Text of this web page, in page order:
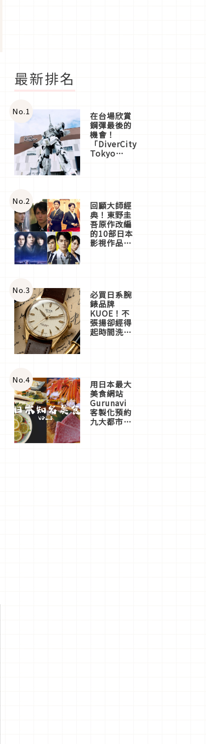
最新排名
No.1 在台場欣賞
鋼彈最後的
機會！
「DiverCity
Tokyo
體驗
No.2 回顧大師經
典！東野圭
吾原作改編
的10部日本
影視作品推
No.3 必買日系腕
錶品牌
KUOE！不
張揚卻經得
起時間洗鍊
No.4 用日本最大
美食網站
Gurunavi
客製化預約
九大都市餐